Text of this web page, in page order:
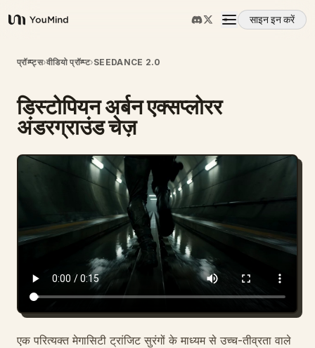
YouMind
साइन इन करें
अवलोकन
उपयोग के मामले
कौशल
मूल्य निर्धारण
डाउनलोड
ब्लॉग
प्रॉम्प्ट्स›वीडियो प्रॉम्प्ट›SEEDANCE 2.0
डिस्टोपियन अर्बन एक्सप्लोरर
अंडरग्राउंड चेज़
एक परित्यक्त मेगासिटी ट्रांजिट सुरंगों के माध्यम से उच्च-तीव्रता वाले